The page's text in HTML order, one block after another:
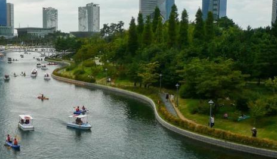
інших країнах smart-технології впроваджують
похвалитися створенням такого міста з нуля. Це
кілометрів від Сеула.
«розумне місто» і в Білорусі. Наші партнери з
досвід створення smart city і про те, чому ним